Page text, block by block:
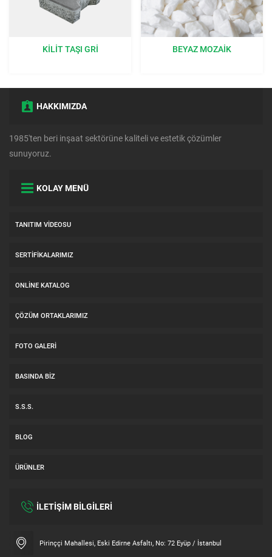
KILIT TAŞI GRI BEYAZ MOZAIK
HAKKIMIZDA
1985'ten beri inşaat sektörüne kaliteli ve estetik çözümler
sunuyoruz.
KOLAY MENÜ
TANITIM VIDEOSU
SERTIFIKALARIMIZ
ONLINE KATALOG
ÇÖZÜM ORTAKLARIMIZ
FOTO GALERI
BASINDA BIZ
S.S.S.
BLOG
ÜRÜNLER
İLETİŞİM BİLGİLERİ
Pirinççi Mahallesi, Eski Edirne Asfaltı, No: 72 Eyüp / İstanbul